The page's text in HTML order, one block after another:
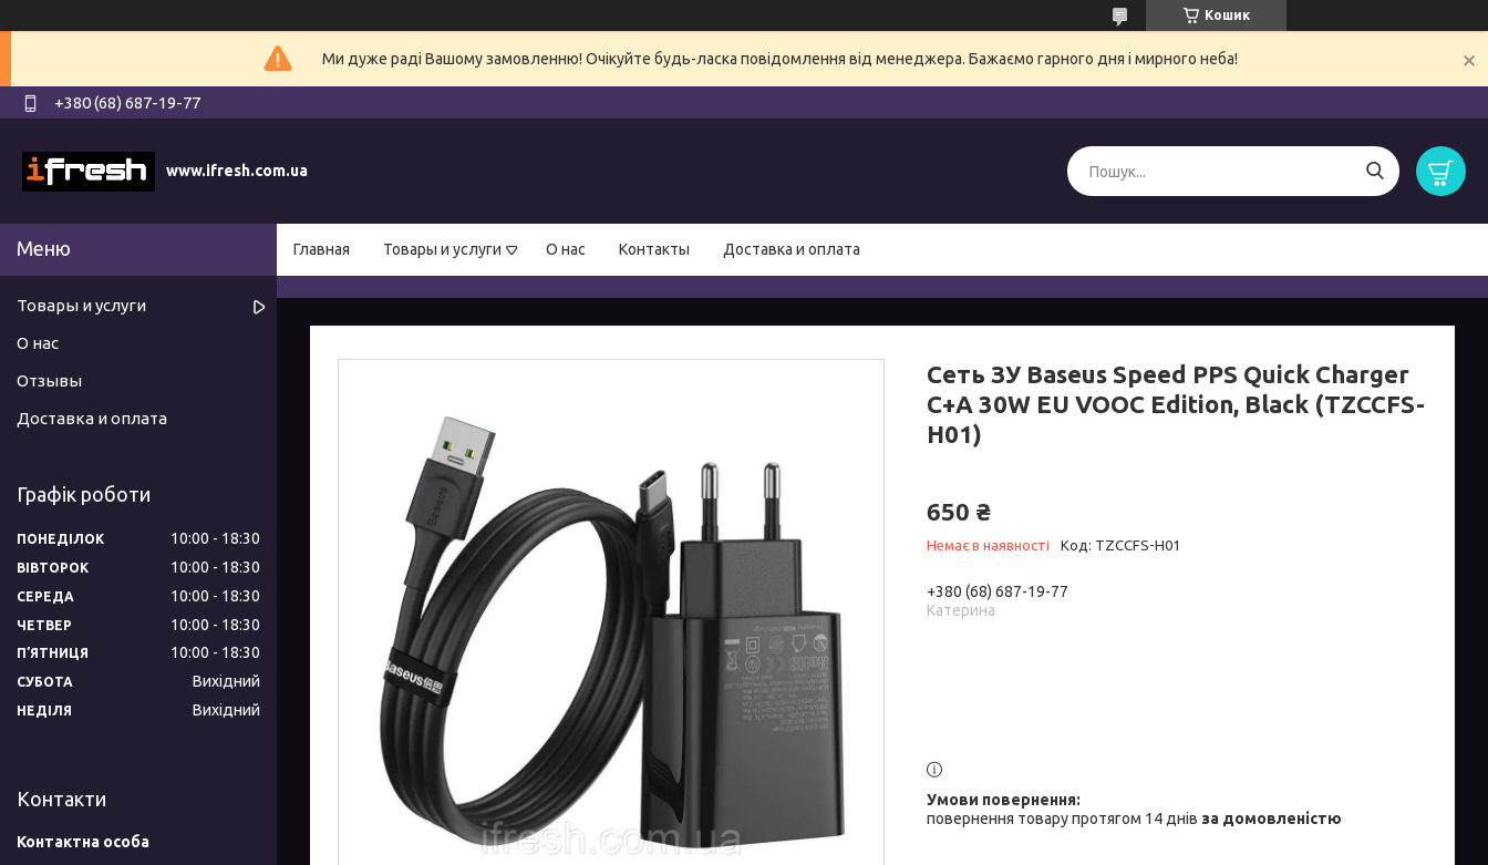
Кошик
Ми дуже раді Вашому замовленню! Очікуйте будь-ласка повідомлення від менеджера. Бажаємо гарного дня і мирного неба!
+380 (68) 687-19-77
www.ifresh.com.ua
Главная Товары и услуги О нас Контакты Доставка и оплата
Сеть ЗУ Baseus Speed PPS Quick Charger
C+A 30W EU VOOC Edition, Black (TZCCFS-
H01)
650 ₴
Немає в наявності Код: TZCCFS-H01
+380 (68) 687-19-77
Катерина
повернення товару протягом 14 днів за домовленістю
Товары и услуги
О нас
Отзывы
Доставка и оплата
Графік роботи
ПОНЕДІЛОК 10:00 18:30
ВІВТОРОК 10:00 18:30
СЕРЕДА 10:00 18:30
ЧЕТВЕР 10:00 18:30
ПʼЯТНИЦЯ 10:00 18:30
СУБОТА Вихідний
НЕДІЛЯ Вихідний
Контакти